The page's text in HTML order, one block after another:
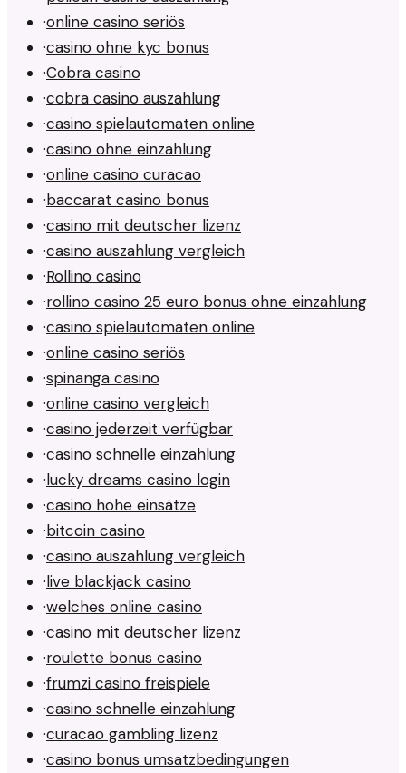
·online casino seriös
·casino ohne kyc bonus
·Cobra casino
·cobra casino auszahlung
·casino spielautomaten online
·casino ohne einzahlung
·online casino curacao
·baccarat casino bonus
·casino mit deutscher lizenz
·casino auszahlung vergleich
·Rollino casino
·rollino casino 25 euro bonus ohne einzahlung
·casino spielautomaten online
·online casino seriös
·spinanga casino
·online casino vergleich
·casino jederzeit verfügbar
·casino schnelle einzahlung
·lucky dreams casino login
·casino hohe einsätze
·bitcoin casino
·casino auszahlung vergleich
·live blackjack casino
·welches online casino
·casino mit deutscher lizenz
·roulette bonus casino
·frumzi casino freispiele
·casino schnelle einzahlung
·curacao gambling lizenz
·casino bonus umsatzbedingungen